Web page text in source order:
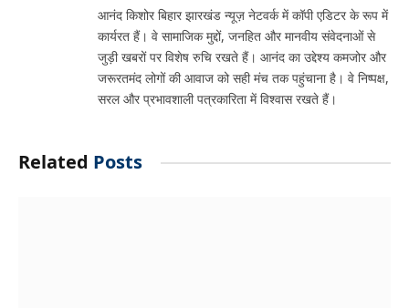
आनंद किशोर बिहार झारखंड न्यूज़ नेटवर्क में कॉपी एडिटर के रूप में
कार्यरत हैं। वे सामाजिक मुद्दों, जनहित और मानवीय संवेदनाओं से
जुड़ी खबरों पर विशेष रुचि रखते हैं। आनंद का उद्देश्य कमजोर और
जरूरतमंद लोगों की आवाज को सही मंच तक पहुंचाना है। वे निष्पक्ष,
सरल और प्रभावशाली पत्रकारिता में विश्वास रखते हैं।
Related Posts